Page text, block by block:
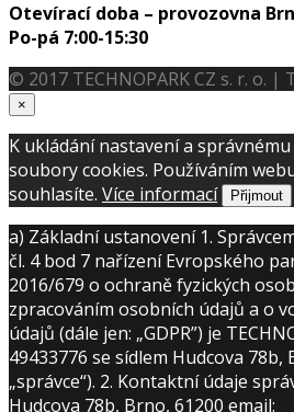
Otevírací doba – provozovna
Po-pá 7:00-15:30
© 2017 TECHNOPARK CZ s. r. o. |
×
K ukládání nastavení a
soubory cookies. Používáním
souhlasíte. Více informací Přijmout
a) Základní ustanovení 1.
čl. 4 bod 7 nařízení Evropského
2016/679 o ochraně fyzických
zpracováním osobních údajů a o
údajů (dále jen: „GDPR”) je
49433776 se sídlem Hudcova 78b,
„správce“). 2. Kontaktní údaje
Hudcova 78b, Brno, 61200 email: